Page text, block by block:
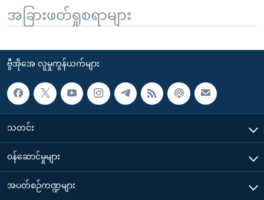
အခြားဖတ်ရှုစရာများ
ဗွီအိုအေ လူမှုကွန်ယက်များ
သတင်း
၀န်ဆောင်မှုများ
အပတ်စဉ်ကဏ္ဍများ